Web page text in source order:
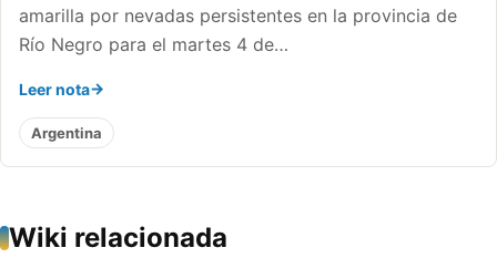
amarilla por nevadas persistentes en la provincia de
Río Negro para el martes 4 de…
Leer nota
Argentina
Wiki relacionada